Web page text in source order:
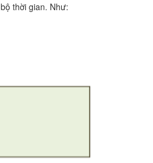
thời gian. Như: